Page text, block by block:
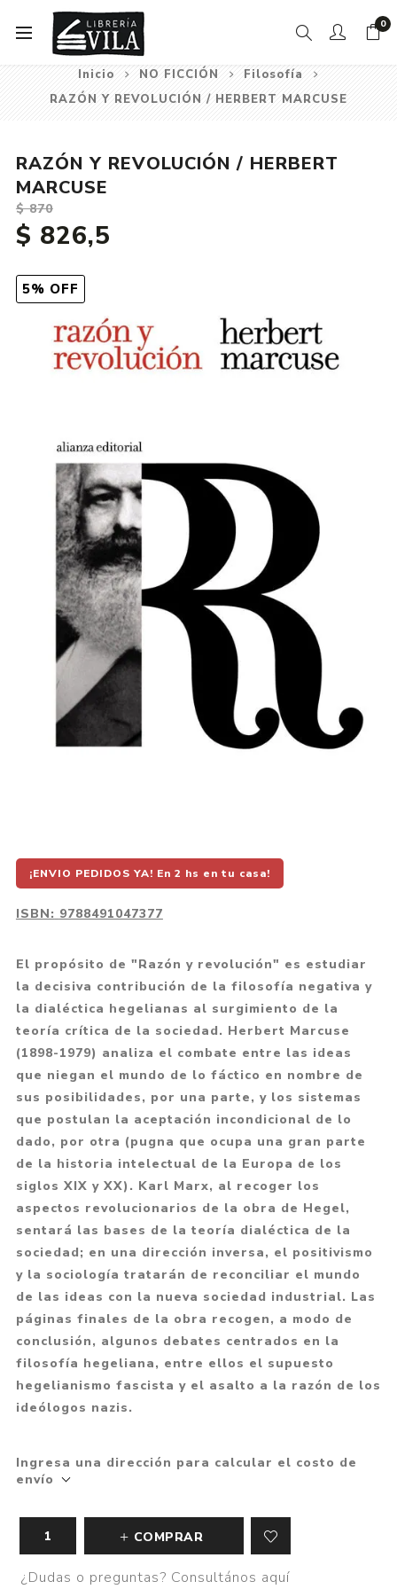
0
Inicio NO FICCIÓN
Filosofía
RAZÓN Y REVOLUCIÓN / HERBERT MARCUSE
5% OFF
RAZÓN Y REVOLUCIÓN / HERBERT
MARCUSE
$ 870
$ 826,5
¡ENVIO PEDIDOS YA! En 2 hs en tu casa!
ISBN: 9788491047377
El propósito de "Razón y revolución" es estudiar
la decisiva contribución de la filosofía negativa y
la dialéctica hegelianas al surgimiento de la
teoría crítica de la sociedad. Herbert Marcuse
(1898-1979) analiza el combate entre las ideas
que niegan el mundo de lo fáctico en nombre de
sus posibilidades, por una parte, y los sistemas
que postulan la aceptación incondicional de lo
dado, por otra (pugna que ocupa una gran parte
de la historia intelectual de la Europa de los
siglos XIX y XX). Karl Marx, al recoger los
aspectos revolucionarios de la obra de Hegel,
sentará las bases de la teoría dialéctica de la
sociedad; en una dirección inversa, el positivismo
y la sociología tratarán de reconciliar el mundo
de las ideas con la nueva sociedad industrial. Las
páginas finales de la obra recogen, a modo de
conclusión, algunos debates centrados en la
filosofía hegeliana, entre ellos el supuesto
hegelianismo fascista y el asalto a la razón de los
ideólogos nazis.
Ingresa una dirección para calcular el costo de
envío
COMPRAR
¿Dudas o preguntas? Consultános aquí